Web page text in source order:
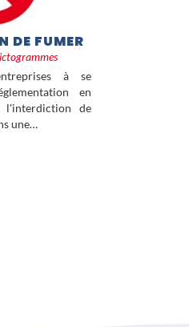
DE FUMER
à se
en
l'interdiction de
une…